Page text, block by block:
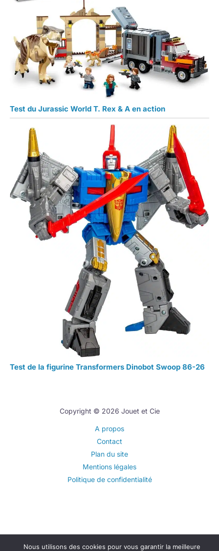
Test du Jurassic World T. Rex & A en action
Test de la figurine Transformers Dinobot Swoop 86-26
Copyright © 2026 Jouet et Cie
A propos
Contact
Plan du site
Mentions légales
Politique de confidentialité
Nous utilisons des cookies pour vous garantir la meilleure